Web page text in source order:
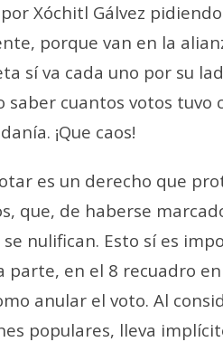
Xóchitl Gálvez
porque van en la
sí va cada uno por su
saber cuantos votos
¡Que caos!
es un derecho que
que, de haberse
nulifican. Esto sí es
parte, en el 8 recuadro
anular el voto. Al
populares, lleva